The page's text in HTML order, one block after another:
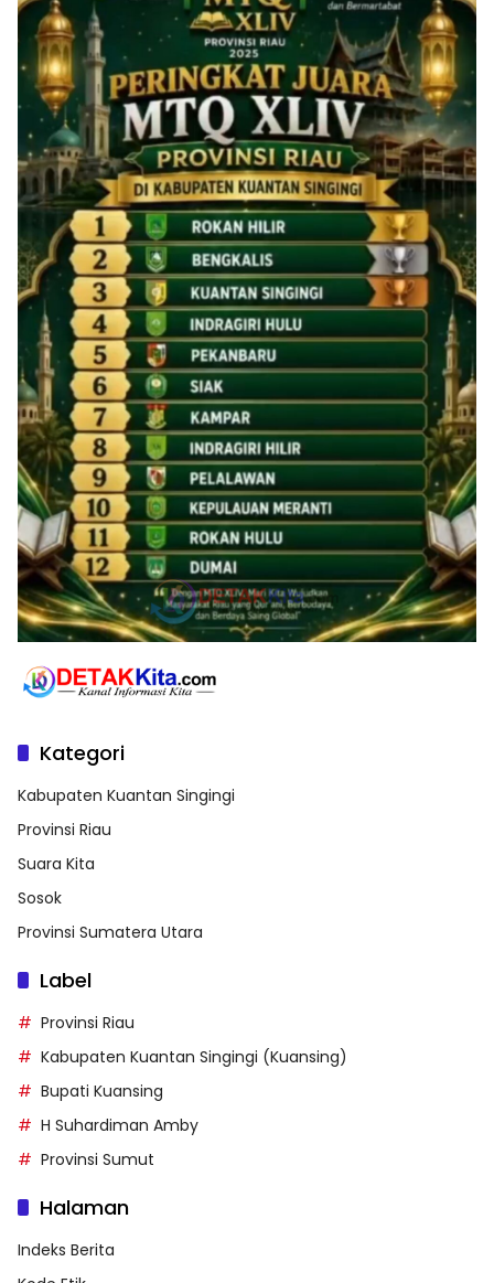
Kategori
Kabupaten Kuantan Singingi
Provinsi Riau
Suara Kita
Sosok
Provinsi Sumatera Utara
Label
Provinsi Riau
Kabupaten Kuantan Singingi (Kuansing)
Bupati Kuansing
H Suhardiman Amby
Provinsi Sumut
Halaman
Indeks Berita